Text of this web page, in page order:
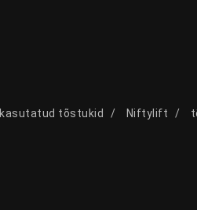
kasutatud tõstukid Niftylift